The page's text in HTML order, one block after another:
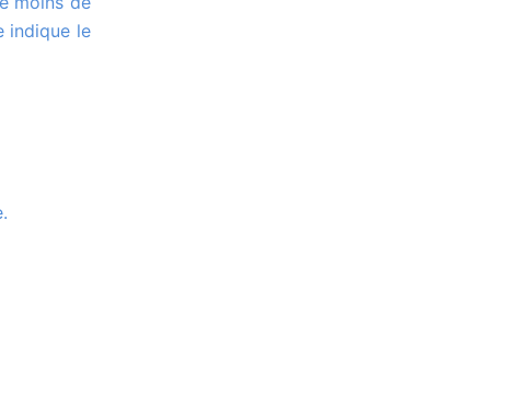
indique le